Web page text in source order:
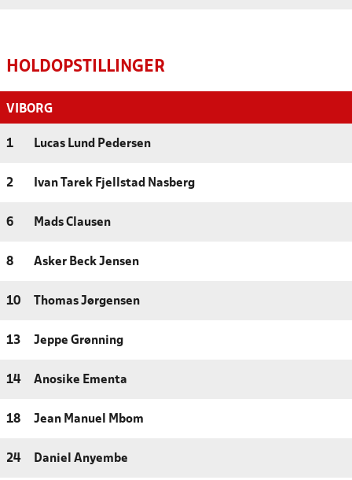
HOLDOPSTILLINGER
VIBORG
1 Lucas Lund Pedersen
2 Ivan Tarek Fjellstad Nasberg
6 Mads Clausen
8 Asker Beck Jensen
10 Thomas Jørgensen
13 Jeppe Grønning
14 Anosike Ementa
18 Jean Manuel Mbom
24 Daniel Anyembe